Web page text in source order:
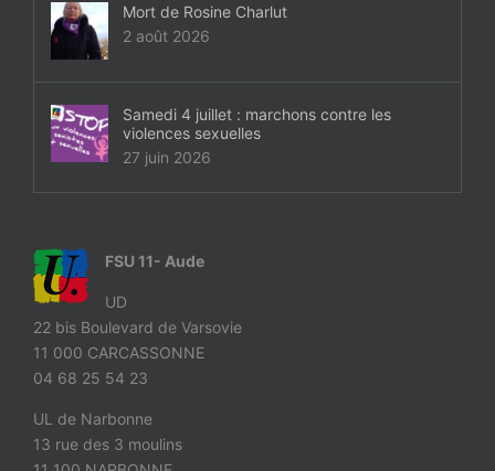
Mort de Rosine Charlut
2 août 2026
Samedi 4 juillet : marchons contre les
violences sexuelles
27 juin 2026
FSU 11- Aude
UD
22 bis Boulevard de Varsovie
11 000 CARCASSONNE
04 68 25 54 23
UL de Narbonne
13 rue des 3 moulins